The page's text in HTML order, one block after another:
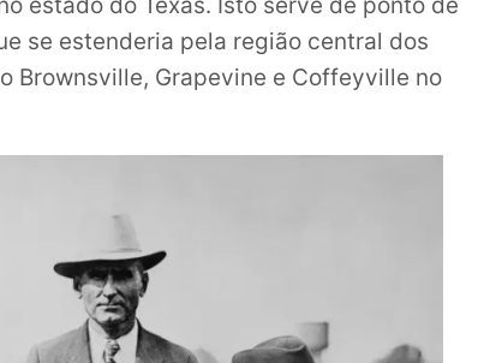
estado do Texas. Isto serve de ponto de
se estenderia pela região central dos
Brownsville, Grapevine e Coffeyville no